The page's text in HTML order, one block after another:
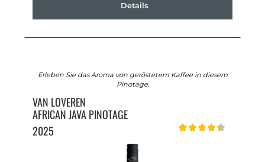
Details
Erleben Sie das Aroma von geröstetem Kaffee in diesem
Pinotage.
VAN LOVEREN
AFRICAN JAVA PINOTAGE
2025